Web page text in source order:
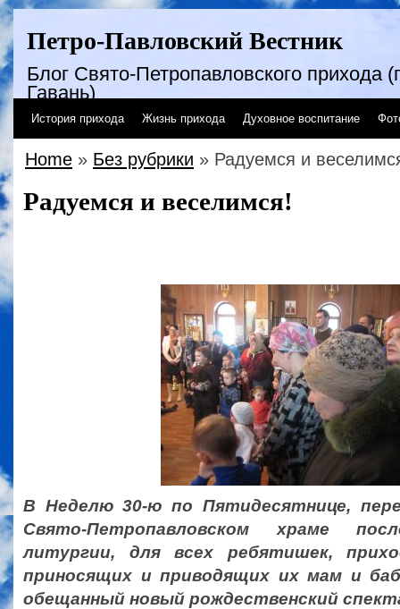
Петро-Павловский Вестник
Блог Свято-Петропавловского прихода
Гавань)
История прихода Жизнь прихода Духовное воспитание
Home » Без рубрики » Радуемся и
Радуемся и веселимся!
В Неделю 30-ю по Пятидесятнице,
Свято-Петропавловском храме
литургии, для всех ребятишек,
приносящих и приводящих их мам и
обещанный новый рождественский